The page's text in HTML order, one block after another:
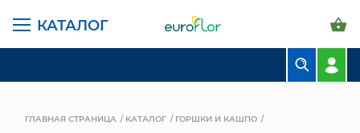
КАТАЛОГ
ГЛАВНАЯ СТРАНИЦА КАТАЛОГ
ГОРШКИ И КАШПО